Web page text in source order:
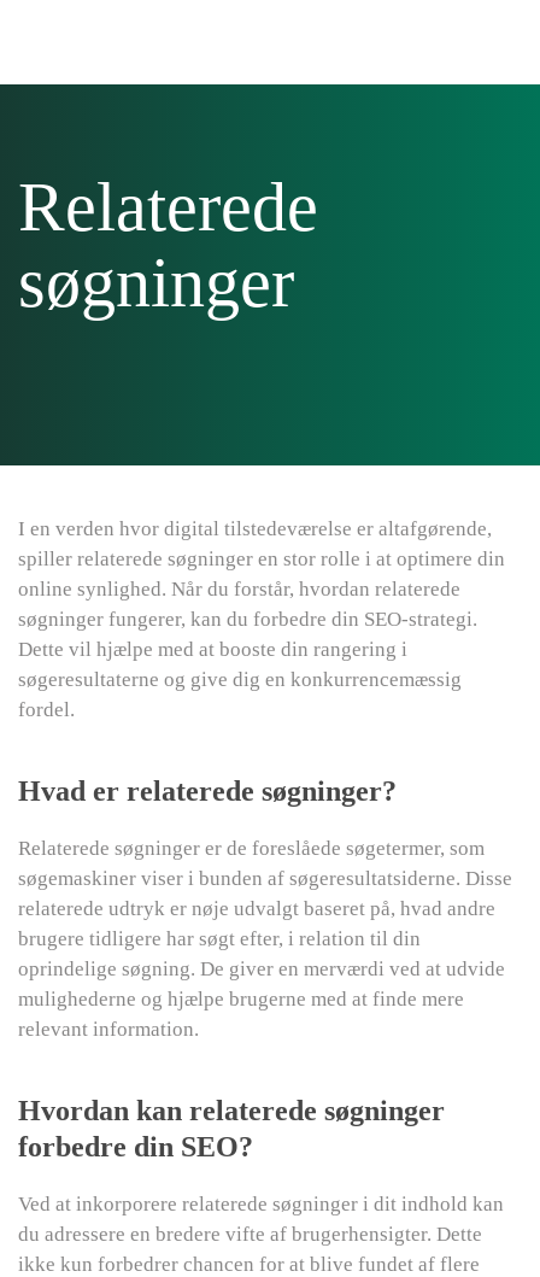
Relaterede
søgninger
I en verden hvor digital tilstedeværelse er altafgørende,
spiller relaterede søgninger en stor rolle i at optimere din
online synlighed. Når du forstår, hvordan relaterede
søgninger fungerer, kan du forbedre din SEO-strategi.
Dette vil hjælpe med at booste din rangering i
søgeresultaterne og give dig en konkurrencemæssig
fordel.
Hvad er relaterede søgninger?
Relaterede søgninger er de foreslåede søgetermer, som
søgemaskiner viser i bunden af søgeresultatsiderne. Disse
relaterede udtryk er nøje udvalgt baseret på, hvad andre
brugere tidligere har søgt efter, i relation til din
oprindelige søgning. De giver en merværdi ved at udvide
mulighederne og hjælpe brugerne med at finde mere
relevant information.
Hvordan kan relaterede søgninger
forbedre din SEO?
Ved at inkorporere relaterede søgninger i dit indhold kan
du adressere en bredere vifte af brugerhensigter. Dette
ikke kun forbedrer chancen for at blive fundet af flere